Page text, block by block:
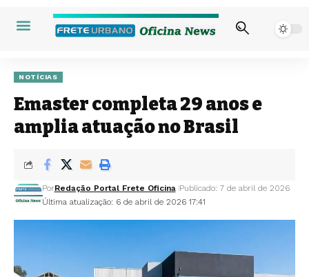
NOTÍCIAS
Emaster completa 29 anos e
amplia atuação no Brasil
Última atualização: 6 de abril de 2026 17:41
PorRedação Portal Frete Oficina Publicado: 7 de abril de 2026